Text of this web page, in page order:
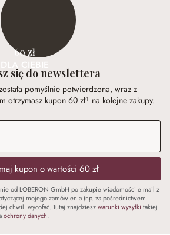
60 zł
DLA CIEBIE
się do newslettera
pomyślnie potwierdzona, wraz z
otrzymasz kupon 60 zł¹ na kolejne zakupy.
kupon o wartości 60 zł
od LOBERON GmbH po zakupie wiadomości e mail z
mojego zamówienia (np. za pośrednictwem
chwili wycofać. Tutaj znajdzieszwarunki wysyłki takiej
ochrony danych.